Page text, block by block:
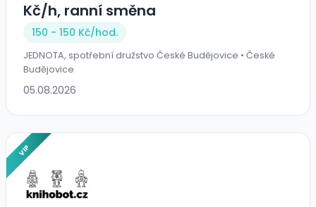
Kč/h, ranní směna
150 - 150 Kč/hod.
JEDNOTA, spotřební družstvo České Budějovice • České
Budějovice
05.08.2026
VIP